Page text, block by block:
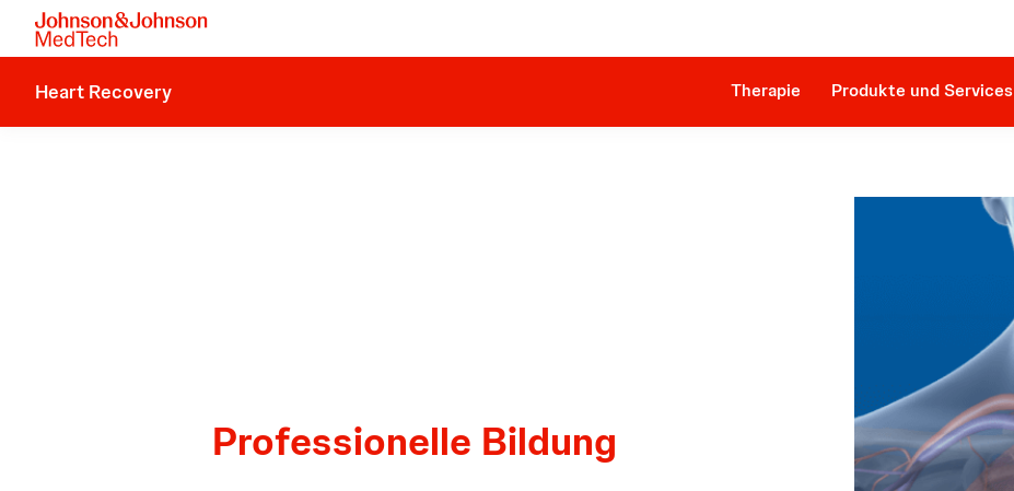
Heart Recovery Therapie
Klinische Evidenz
Produkte und Services
SmartAssist® Plattform
Kostenerstattung & Market Access
Professionelle Bildung